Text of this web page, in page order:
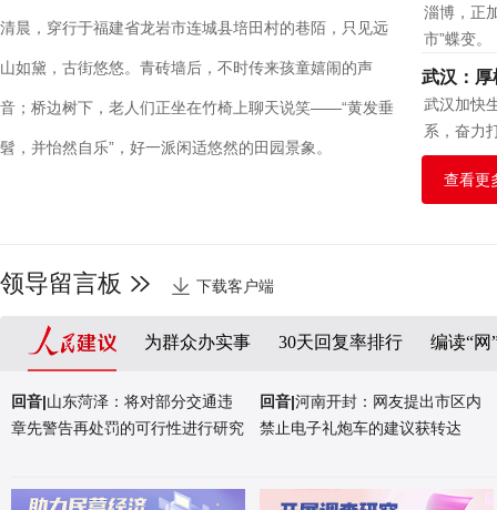
清晨，穿行于福建省龙岩市连城县培田村的巷陌，只见远
山如黛，古街悠悠。青砖墙后，不时传来孩童嬉闹的声
音；桥边树下，老人们正坐在竹椅上聊天说笑——“黄发垂
髫，并怡然自乐”，好一派闲适悠然的田园景象。
淄博，正
市”蝶变。
武汉：厚
武汉加快
系，奋力
查看更
领导留言板 下载客户端
为群众办实事 30天回复率排行 编读“网
回音|山东菏泽：将对部分交通违
章先警告再处罚的可行性进行研究
回音|河南开封：网友提出市区内
禁止电子礼炮车的建议获转达